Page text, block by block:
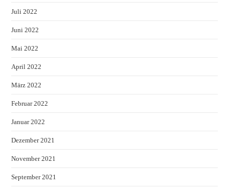
Juli 2022
Juni 2022
Mai 2022
April 2022
März 2022
Februar 2022
Januar 2022
Dezember 2021
November 2021
September 2021